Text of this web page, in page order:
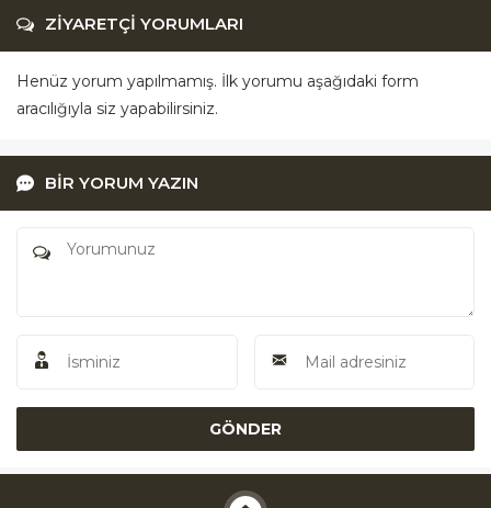
ZİYARETÇİ YORUMLARI
Henüz yorum yapılmamış. İlk yorumu aşağıdaki form
aracılığıyla siz yapabilirsiniz.
BİR YORUM YAZIN